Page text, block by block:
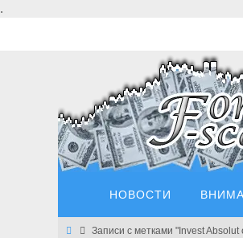
.
НОВОСТИ
Главная
Записи с метками "Invest Absolut